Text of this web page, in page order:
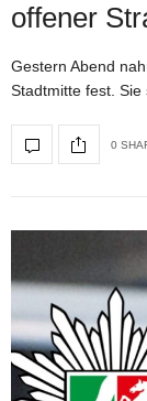
offener
Gestern Abend
Stadtmitte fest.
0